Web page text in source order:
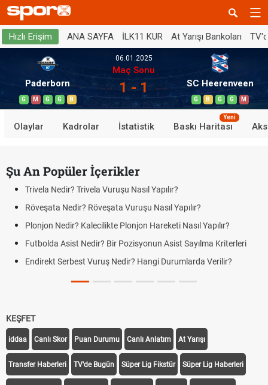
Hızlı Erişim ANA SAYFA İLK11 KUR At Yarışı Bankoları
Paderborn
G M G G B
06.01.2025
Maç Sonu
1 - 1 SC Heerenveen
G B G G M
Olaylar Kadrolar İstatistik Baskı Haritası
Yeni
Şu An Popüler İçerikler
Trivela Nedir? Trivela Vuruşu Nasıl Yapılır?
Röveşata Nedir? Röveşata Vuruşu Nasıl Yapılır?
Plonjon Nedir? Kalecilikte Plonjon Hareketi Nasıl Yapılır?
Futbolda Asist Nedir? Bir Pozisyonun Asist Sayılma Kriterleri
Endirekt Serbest Vuruş Nedir? Hangi Durumlarda Verilir?
KEŞFET
iddaa Canlı Skor Puan Durumu Canlı Anlatım At Yarışı
Transfer Haberleri TV'de Bugün Süper Lig Fikstür Süper Lig Haberleri